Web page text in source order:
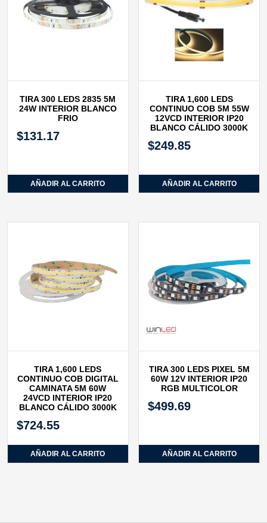
TIRA 300 LEDS 2835 5M
24W INTERIOR BLANCO
FRIO
$131.17
AÑADIR AL CARRITO
TIRA 1,600 LEDS
CONTINUO COB 5M 55W
12VCD INTERIOR IP20
BLANCO CÁLIDO 3000K
$249.85
AÑADIR AL CARRITO
TIRA 1,600 LEDS
CONTINUO COB DIGITAL
CAMINATA 5M 60W
24VCD INTERIOR IP20
BLANCO CÁLIDO 3000K
$724.55
AÑADIR AL CARRITO
TIRA 300 LEDS PIXEL 5M
60W 12V INTERIOR IP20
RGB MULTICOLOR
$499.69
AÑADIR AL CARRITO